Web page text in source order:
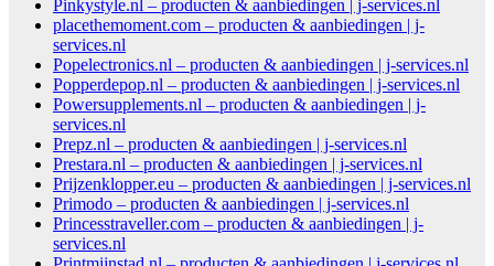
Pinkystyle.nl – producten & aanbiedingen | j-services.nl
placethemoment.com – producten & aanbiedingen | j-
services.nl
Popelectronics.nl – producten & aanbiedingen | j-services.nl
Popperdepop.nl – producten & aanbiedingen | j-services.nl
Powersupplements.nl – producten & aanbiedingen | j-
services.nl
Prepz.nl – producten & aanbiedingen | j-services.nl
Prestara.nl – producten & aanbiedingen | j-services.nl
Prijzenklopper.eu – producten & aanbiedingen | j-services.nl
Primodo – producten & aanbiedingen | j-services.nl
Princesstraveller.com – producten & aanbiedingen | j-
services.nl